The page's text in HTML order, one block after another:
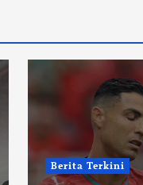
Berita Terkini